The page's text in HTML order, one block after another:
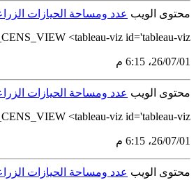
محتوى الويب عدد ومساحة الحيازات
<tableau-viz id='tableau-viz'...
01‏/07‏/26، 6:15 م
محتوى الويب عدد ومساحة الحيازات
<tableau-viz id='tableau-viz'...
01‏/07‏/26، 6:15 م
محتوى الويب عدد ومساحة الحيازات